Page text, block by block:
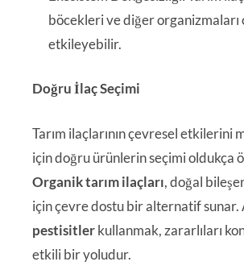
böcekleri ve diğer organizmaları
etkileyebilir.
Doğru İlaç Seçimi
Tarım ilaçlarının çevresel etkilerini
için doğru ürünlerin seçimi oldukça
Organik tarım ilaçları, doğal
için çevre dostu bir alternatif sunar.
pestisitlerkullanmak, zararlıları
etkili bir yoludur.